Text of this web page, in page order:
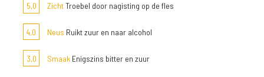
5,0
ZichtTroebel door nagisting op de fles
4,0 Neus Ruikt zuur en naar alcohol
3,0 Smaak Enigszins bitter en zuur